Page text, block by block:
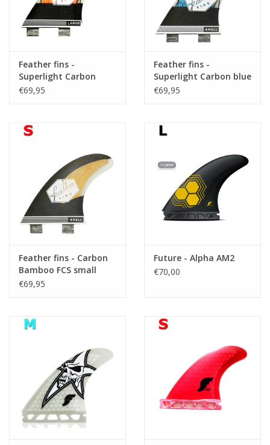
Feather fins -
Superlight Carbon
Orange Dual Tab
€69,95
Feather fins -
Superlight Carbon blue
Dual Tab small
€69,95
Feather fins - Carbon
Bamboo FCS small
€69,95
Future - Alpha AM2
€70,00